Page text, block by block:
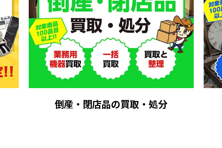
倒産・閉店品の買取・処分